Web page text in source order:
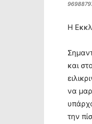
Η
και
να
την